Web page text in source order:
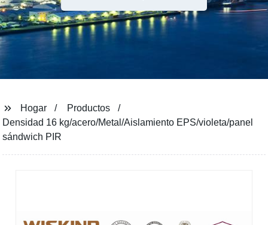
Hogar
Productos
Densidad 16 kg/acero/Metal/Aislamiento EPS/violeta/panel
sándwich PIR